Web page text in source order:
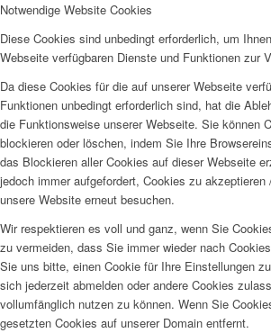
Notwendige Website Cookies
Diese Cookies sind unbedingt erforderlich, um
Webseite verfügbaren Dienste und Funktionen zur
Da diese Cookies für die auf unserer Webseite
Funktionen unbedingt erforderlich sind, hat die
die Funktionsweise unserer Webseite. Sie können
blockieren oder löschen, indem Sie Ihre
das Blockieren aller Cookies auf dieser Webseite
jedoch immer aufgefordert, Cookies zu
unsere Website erneut besuchen.
Wir respektieren es voll und ganz, wenn Sie
zu vermeiden, dass Sie immer wieder nach
Sie uns bitte, einen Cookie für Ihre Einstellungen
sich jederzeit abmelden oder andere Cookies
vollumfänglich nutzen zu können. Wenn Sie
gesetzten Cookies auf unserer Domain entfernt.